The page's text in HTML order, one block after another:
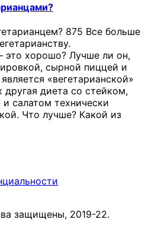
875 Все больше
это хорошо? Лучше ли он,
сырной пиццей и
«вегетарианской»
другая диета со стейком,
салатом технически
Что лучше? Какой из
защищены, 2019-22.